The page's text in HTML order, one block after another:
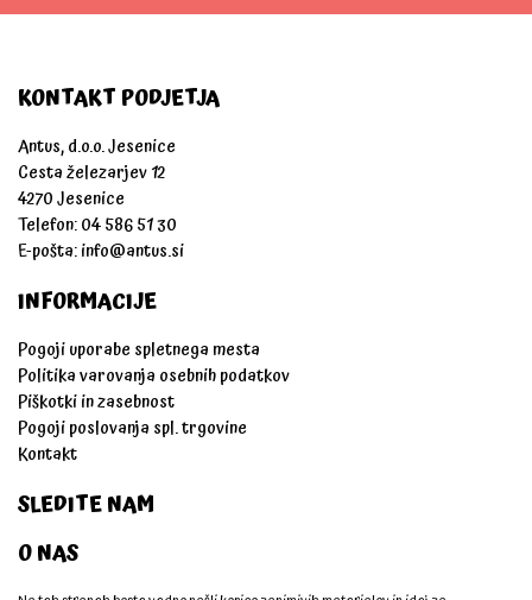
KONTAKT PODJETJA
Antus, d.o.o. Jesenice
Cesta železarjev 12
4270 Jesenice
Telefon: 04 586 51 30
E-pošta:info@antus.si
INFORMACIJE
Pogoji uporabe spletnega mesta
Politika varovanja osebnih podatkov
Piškotki in zasebnost
Pogoji poslovanja spl. trgovine
Kontakt
SLEDITE NAM
O NAS